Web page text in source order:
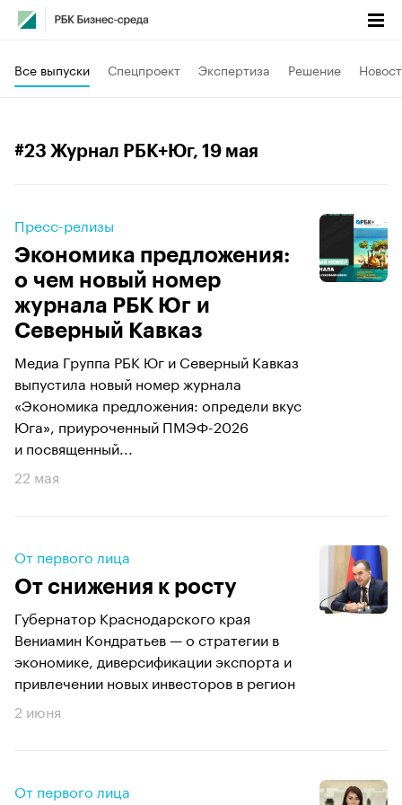
Все выпуски Спецпроект Экспертиза Решение
#23 Журнал РБК+Юг, 19 мая
Пресс-релизы
Экономика предложения:
о чем новый номер
журнала РБК Юг и
Северный Кавказ
Медиа Группа РБК Юг и Северный Кавказ
выпустила новый номер журнала
«Экономика предложения: определи вкус
Юга», приуроченный ПМЭФ-2026
и посвященный...
22 мая
От первого лица
От снижения к росту
Губернатор Краснодарского края
Вениамин Кондратьев — о стратегии в
экономике, диверсификации экспорта и
привлечении новых инвесторов в регион
2 июня
От первого лица